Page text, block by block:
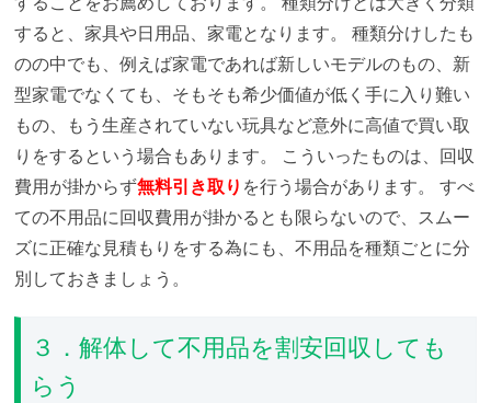
すると、家具や日用品、家電となります。
種類分けしたも
のの中でも、例えば家電であれば新しいモデルのもの、新
型家電でなくても、そもそも希少価値が低く手に入り難い
もの、もう生産されていない玩具など意外に高値で買い取
りをするという場合もあります。
こういったものは、回収
費用が掛からず無料引き取り を行う場合があります。
すべ
ての不用品に回収費用が掛かるとも限らないので、スムー
ズに正確な見積もりをする為にも、不用品を種類ごとに分
別しておきましょう。
３．解体して不用品を割安回収しても
らう